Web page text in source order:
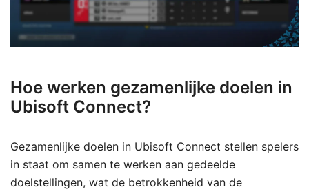
Hoe werken gezamenlijke doelen in
Ubisoft Connect?
Gezamenlijke doelen in Ubisoft Connect stellen spelers
in staat om samen te werken aan gedeelde
doelstellingen, wat de betrokkenheid van de